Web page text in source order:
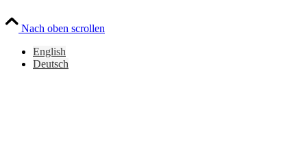
Nach oben scrollen
English
Deutsch